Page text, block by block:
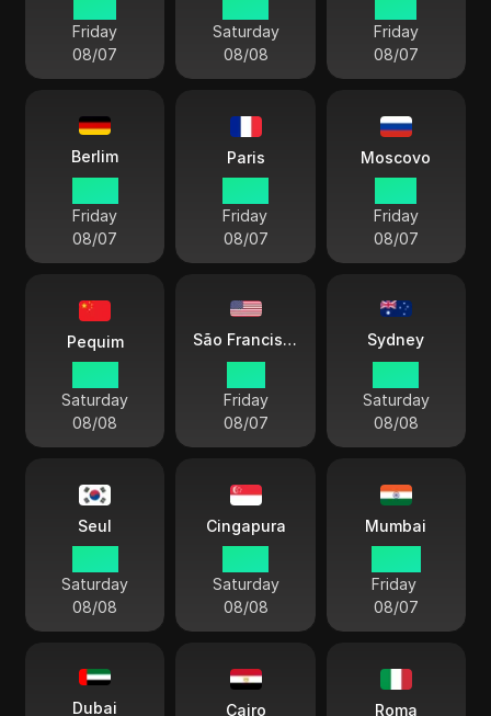
Friday
08/07
Saturday
08/08
Friday
08/07
Berlim
Friday
08/07
Paris
Friday
08/07
Moscovo
Friday
08/07
Pequim
Saturday
08/08
São Francisco
Friday
08/07
Sydney
Saturday
08/08
Seul
Saturday
08/08
Cingapura
Saturday
08/08
Mumbai
Friday
08/07
Dubai Cairo Roma